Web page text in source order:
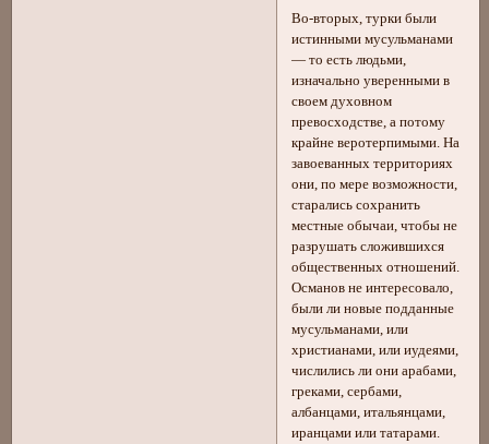
Во-вторых, турки были
истинными мусульманами
— то есть людьми,
изначально уверенными в
своем духовном
превосходстве, а потому
крайне веротерпимыми. На
завоеванных территориях
они, по мере возможности,
старались сохранить
местные обычаи, чтобы не
разрушать сложившихся
общественных отношений.
Османов не интересовало,
были ли новые подданные
мусульманами, или
христианами, или иудеями,
числились ли они арабами,
греками, сербами,
албанцами, итальянцами,
иранцами или татарами.